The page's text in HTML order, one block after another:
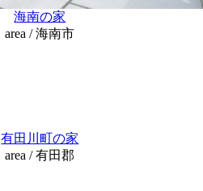
海南の家
area / 海南市
有田川町の家
area / 有田郡